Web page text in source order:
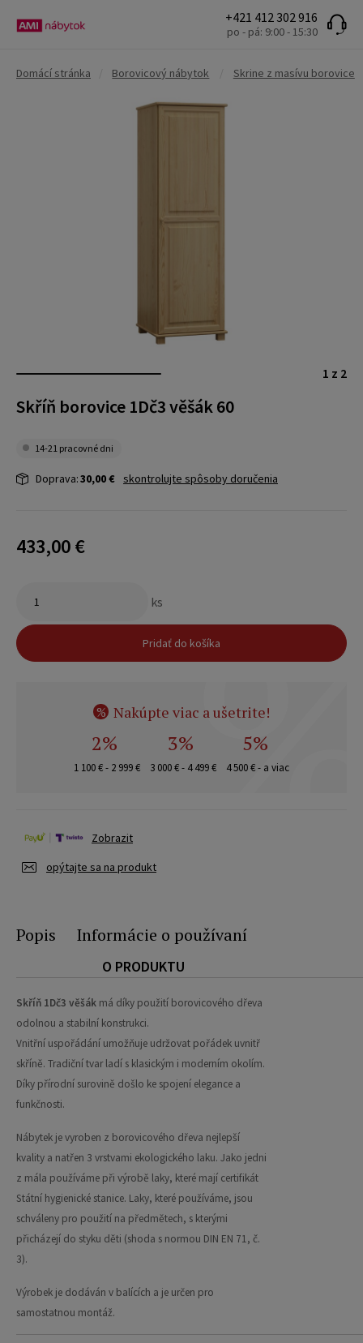
+421 412 302 916
po - pá: 9:00 - 15:30
Domácí stránka Borovicový nábytok Skrine z masívu borovice
1 z 2
Skříň borovice 1Dč3 věšák 60
14-21 pracovné dni
Doprava:30,00 € skontrolujte spôsoby doručenia
433,00 €
ks
Pridať do košíka
% Nakúpte viac a ušetrite!
2%
1 100 € - 2 999 €
3%
3 000 € - 4 499 €
5%
4 500 € - a viac
opýtajte sa na produkt
Zobrazit
Popis Informácie o používaní
O PRODUKTU
Skříň 1Dč3 věšák má díky použití borovicového dřeva
odolnou a stabilní konstrukci.
Vnitřní uspořádání umožňuje udržovat pořádek uvnitř
skříně. Tradiční tvar ladí s klasickým i moderním okolím.
Díky přírodní surovině došlo ke spojení elegance a
funkčnosti.
Nábytek je vyroben z borovicového dřeva nejlepší
kvality a natřen 3 vrstvami ekologického laku. Jako jedni
z mála používáme při výrobě laky, které mají certifikát
Státní hygienické stanice. Laky, které používáme, jsou
schváleny pro použití na předmětech, s kterými
přicházejí do styku děti (shoda s normou DIN EN 71, č.
3).
Výrobek je dodáván v balících a je určen pro
samostatnou montáž.